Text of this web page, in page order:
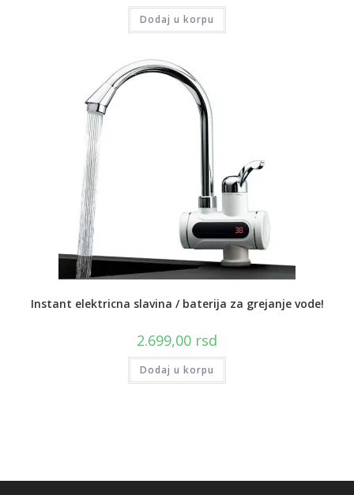
Dodaj u korpu
Instant elektricna slavina / baterija za grejanje vode!
2.699,00 rsd
Dodaj u korpu